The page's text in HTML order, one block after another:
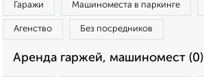
Гаражи Машиноместа в паркинге
Агенство Без посредников
Аренда гаржей, машиномест (0)